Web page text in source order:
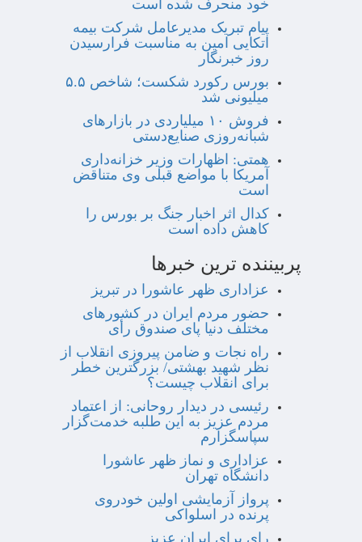
خود منحرف شده است
پیام تبریک مدیرعامل شرکت بیمه
اتکایی امین به مناسبت فرارسیدن
روز خبرنگار
بورس رکورد شکست؛ شاخص ۵.۵
میلیونی شد
فروش ۱۰ میلیاردی در بازارهای
شبانه‌روزی صنایع‌دستی
همتی: اظهارات وزیر خزانه‌داری
آمریکا با مواضع قبلی وی متناقض
است
کدال اثر اخبار جنگ بر بورس را
کاهش داده است
پربیننده ترین خبرها
عزاداری ظهر عاشورا در تبریز
حضور مردم ایران در کشورهای
مختلف دنیا پای صندوق رأی
راه نجات و ضامن پیروزی انقلاب از
نظر شهید بهشتی/ بزرگترین خطر
برای انقلاب چیست؟
رئیسی در دیدار روحانی: از اعتماد
مردم عزیز به این طلبه خدمت‌گزار
سپاسگزارم
عزاداری و نماز ظهر عاشورا
دانشگاه تهران
پرواز آزمایشی اولین خودروی
پرنده در اسلواکی
رای برای ایران عزیز